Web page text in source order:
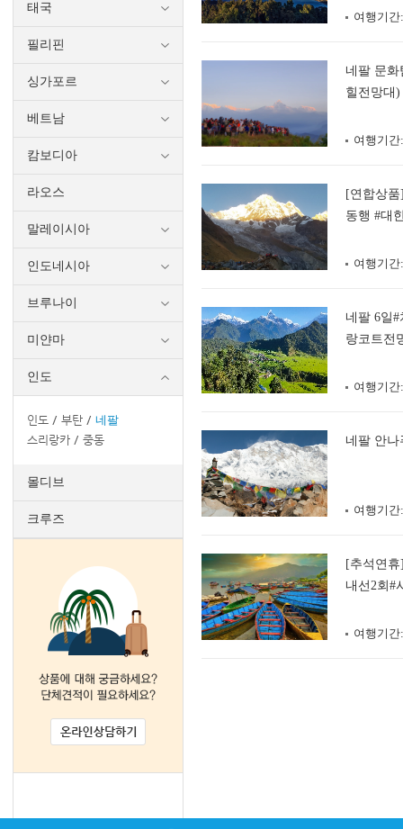
태국
필리핀
싱가포르
베트남
캄보디아
라오스
말레이시아
인도네시아
브루나이
미얀마
인도
인도 부탄
네팔
스리랑카
중동
몰디브
크루즈
여행기간:
네팔 문화
힐전망대)
여행기간:
[연합상
동행 #대
여행기간:
네팔 6일
랑코트전
여행기간:
네팔 안나
여행기간:
[추석연
내선2회#
여행기간: